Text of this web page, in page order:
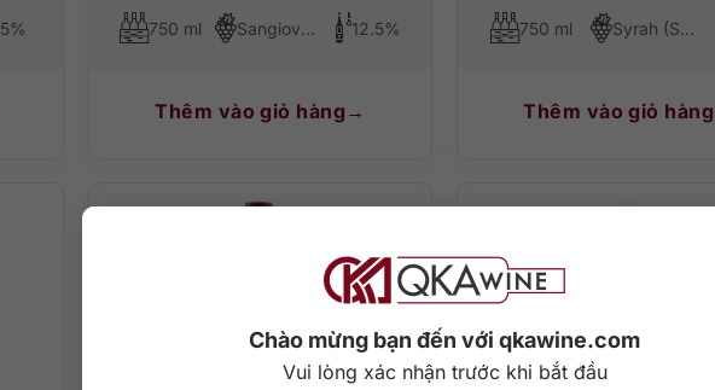
Chào mừng bạn đến với qkawine.com
Vui lòng xác nhận trước khi bắt đầu
750 ml Sangiovese 12.5%
Thêm vào giỏ hàng
750 ml Syrah (Shiraz)
Thêm vào giỏ hàng